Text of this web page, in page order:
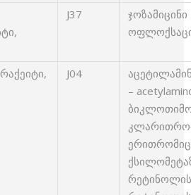
J37
J04
–
რეტინოლის